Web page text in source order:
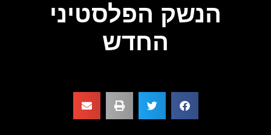
הנשק הפלסטיני
החדש